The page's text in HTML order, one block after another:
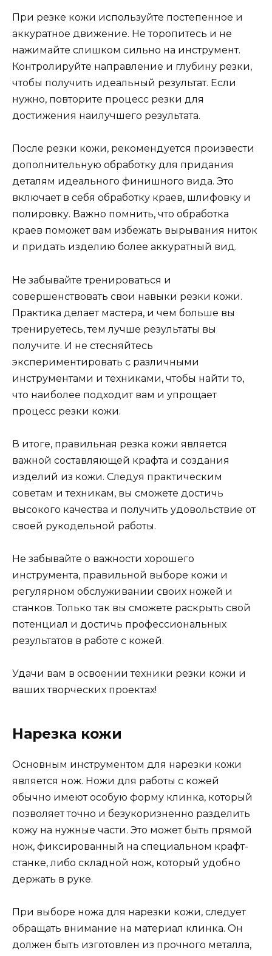
При резке кожи используйте постепенное и
аккуратное движение. Не торопитесь и не
нажимайте слишком сильно на инструмент.
Контролируйте направление и глубину резки,
чтобы получить идеальный результат. Если
нужно, повторите процесс резки для
достижения наилучшего результата.
После резки кожи, рекомендуется произвести
дополнительную обработку для придания
деталям идеального финишного вида. Это
включает в себя обработку краев, шлифовку и
полировку. Важно помнить, что обработка
краев поможет вам избежать вырывания ниток
и придать изделию более аккуратный вид.
Не забывайте тренироваться и
совершенствовать свои навыки резки кожи.
Практика делает мастера, и чем больше вы
тренируетесь, тем лучше результаты вы
получите. И не стесняйтесь
экспериментировать с различными
инструментами и техниками, чтобы найти то,
что наиболее подходит вам и упрощает
процесс резки кожи.
В итоге, правильная резка кожи является
важной составляющей крафта и создания
изделий из кожи. Следуя практическим
советам и техникам, вы сможете достичь
высокого качества и получить удовольствие от
своей рукодельной работы.
Не забывайте о важности хорошего
инструмента, правильной выборе кожи и
регулярном обслуживании своих ножей и
станков. Только так вы сможете раскрыть свой
потенциал и достичь профессиональных
результатов в работе с кожей.
Удачи вам в освоении техники резки кожи и
ваших творческих проектах!
Нарезка кожи
Основным инструментом для нарезки кожи
является нож. Ножи для работы с кожей
обычно имеют особую форму клинка, который
позволяет точно и безукоризненно разделить
кожу на нужные части. Это может быть прямой
нож, фиксированный на специальном крафт-
станке, либо складной нож, который удобно
держать в руке.
При выборе ножа для нарезки кожи, следует
обращать внимание на материал клинка. Он
должен быть изготовлен из прочного металла,